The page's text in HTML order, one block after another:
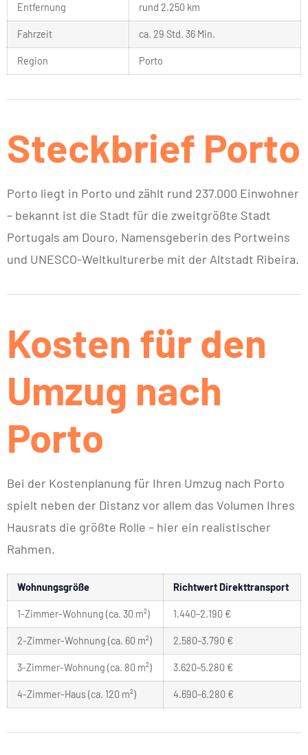
Entfernung rund 2.250 km
Fahrzeit ca. 29 Std. 36 Min.
Region Porto
Steckbrief Porto
Porto liegt in Porto und zählt rund 237.000 Einwohner
– bekannt ist die Stadt für die zweitgrößte Stadt
Portugals am Douro, Namensgeberin des Portweins
und UNESCO-Weltkulturerbe mit der Altstadt Ribeira.
Kosten für den
Umzug nach
Porto
Bei der Kostenplanung für Ihren Umzug nach Porto
spielt neben der Distanz vor allem das Volumen Ihres
Hausrats die größte Rolle – hier ein realistischer
Rahmen.
Wohnungsgröße Richtwert Direkttransport
1-Zimmer-Wohnung (ca. 30 m²) 1.440–2.190 €
2-Zimmer-Wohnung (ca. 60 m²) 2.580–3.790 €
3-Zimmer-Wohnung (ca. 80 m²) 3.620–5.280 €
4-Zimmer-Haus (ca. 120 m²) 4.690–6.280 €